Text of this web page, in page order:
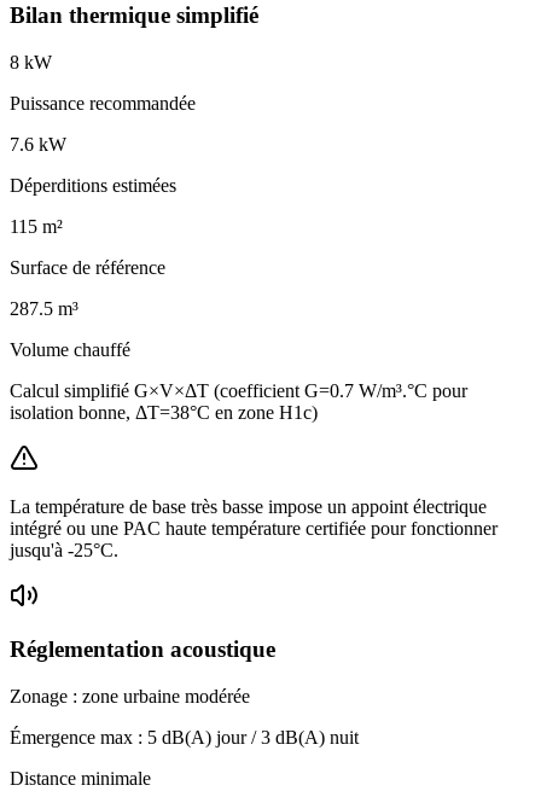
Bilan thermique simplifié
8 kW
Puissance recommandée
7.6 kW
Déperditions estimées
115 m²
Surface de référence
287.5 m³
Volume chauffé
Calcul simplifié G×V×ΔT (coefficient G=0.7 W/m³.°C pour
isolation bonne, ΔT=38°C en zone H1c)
La température de base très basse impose un appoint électrique
intégré ou une PAC haute température certifiée pour fonctionner
jusqu'à -25°C.
Réglementation acoustique
Zonage : zone urbaine modérée
Émergence max : 5 dB(A) jour /3 dB(A) nuit
Distance minimale